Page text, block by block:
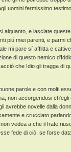
uomini fermissimo
alquanto, e lasciate
piú miei parenti, e parmi
mi pare sí afflitta e
di questo nemico
che Idio gli tragga di
parole e con molti
non accorgendosi
avrebbe novelle dalla
e crucciato
vedea a che il frate
fede di ciò, se forse